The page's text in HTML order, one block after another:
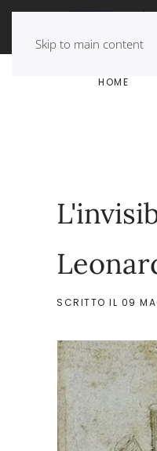
Skip to main content
HOME
SCRITTO IL 09